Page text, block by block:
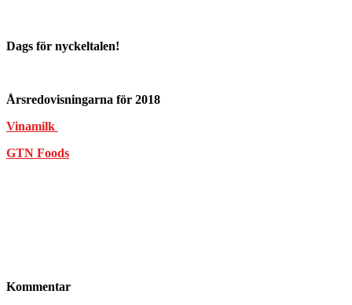
Dags för nyckeltalen!
Årsredovisningarna för 2018
Vinamilk
GTN Foods
Kommentar